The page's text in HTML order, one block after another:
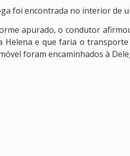
foi encontrada no interior de
apurado, o condutor
Helena e que faria o
foram encaminhados à